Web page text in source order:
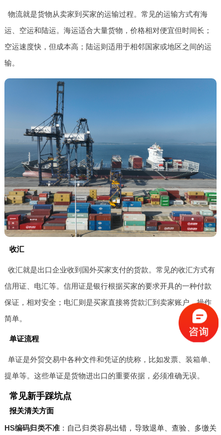
物流就是货物从卖家到买家的运输过程。常见的运输方式有海
运、空运和陆运。海运适合大量货物，价格相对便宜但时间长；
空运速度快，但成本高；陆运则适用于相邻国家或地区之间的运
输。
收汇
收汇就是出口企业收到国外买家支付的货款。常见的收汇方式有
信用证、电汇等。信用证是银行根据买家的要求开具的一种付款
保证，相对安全；电汇则是买家直接将货款汇到卖家账户，操作
简单。
单证流程
单证是外贸交易中各种文件和凭证的统称，比如发票、装箱单、
提单等。这些单证是货物进出口的重要依据，必须准确无误。
常见新手踩坑点
报关清关方面
HS编码归类不准 ：自己归类容易出错，导致退单、查验、多缴关